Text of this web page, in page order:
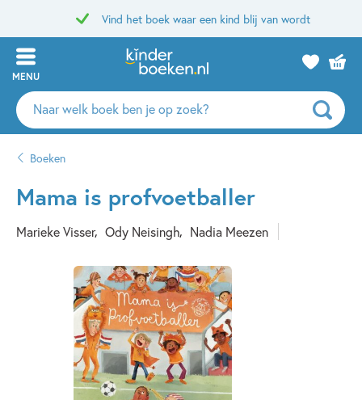
Vind het boek waar een kind blij van wordt
MENU
Zoeken
naar
auteurs
uitgevers
Boeken
Mama is profvoetballer
Marieke Visser Ody Neisingh Nadia Meezen